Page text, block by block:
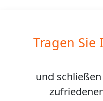
Tragen
und schließen